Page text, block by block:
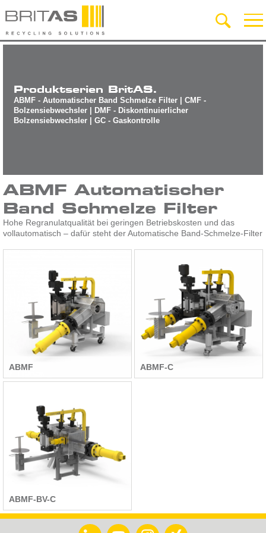
Produktserien BritAS.
ABMF - Automatischer Band Schmelze Filter | CMF -
Bolzensiebwechsler | DMF - Diskontinuierlicher
Bolzensiebwechsler | GC - Gaskontrolle
ABMF Automatischer
Band Schmelze Filter
Hohe Regranulatqualität bei geringen Betriebskosten und das
vollautomatisch – dafür steht der Automatische Band-Schmelze-Filter
ABMF ABMF-C
ABMF-BV-C